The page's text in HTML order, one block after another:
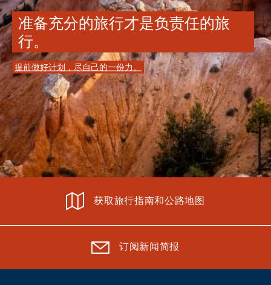
准备充分的旅行才是负责任的旅
行。
提前做好计划，尽自己的一份力。
获取旅行指南和公路地图
订阅新闻简报